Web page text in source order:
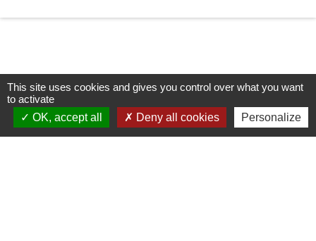
Horaires/Contacts
This site uses cookies and gives you control over what you want
to activate
OK, accept all
Deny all cookies Personalize